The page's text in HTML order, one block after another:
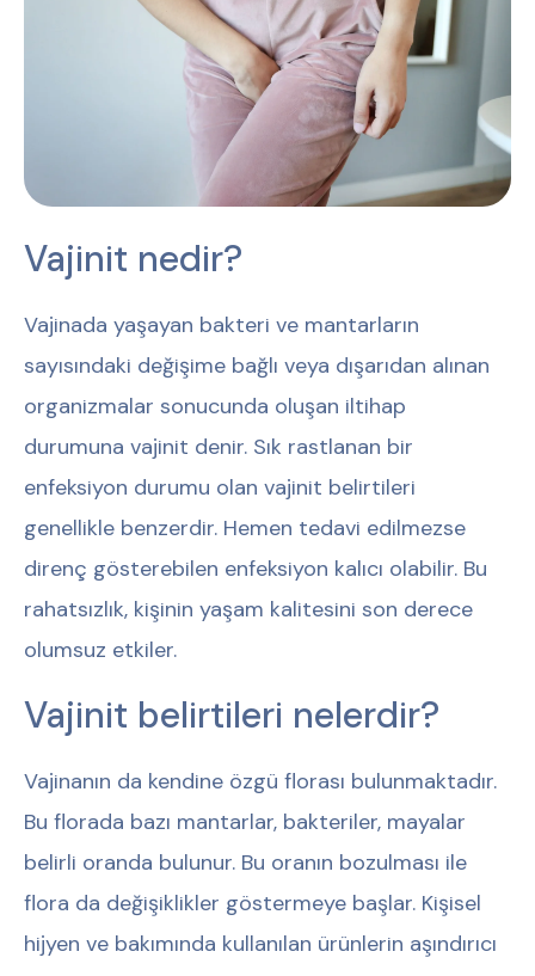
Vajinit nedir?
Vajinada yaşayan bakteri ve mantarların
sayısındaki değişime bağlı veya dışarıdan alınan
organizmalar sonucunda oluşan iltihap
durumuna vajinit denir. Sık rastlanan bir
enfeksiyon durumu olan vajinit belirtileri
genellikle benzerdir. Hemen tedavi edilmezse
direnç gösterebilen enfeksiyon kalıcı olabilir. Bu
rahatsızlık, kişinin yaşam kalitesini son derece
olumsuz etkiler.
Vajinit belirtileri nelerdir?
Vajinanın da kendine özgü florası bulunmaktadır.
Bu florada bazı mantarlar, bakteriler, mayalar
belirli oranda bulunur. Bu oranın bozulması ile
flora da değişiklikler göstermeye başlar. Kişisel
hijyen ve bakımında kullanılan ürünlerin aşındırıcı